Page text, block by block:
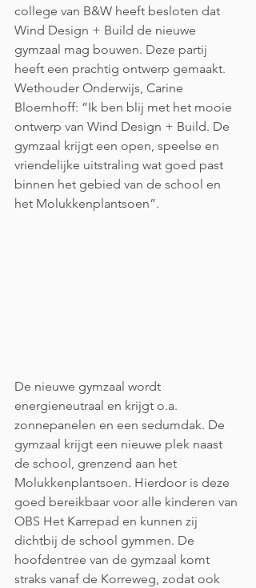
college van B&W heeft besloten dat
Wind Design + Build de nieuwe
gymzaal mag bouwen. Deze partij
heeft een prachtig ontwerp gemaakt.
Wethouder Onderwijs, Carine
Bloemhoff: ”Ik ben blij met het mooie
ontwerp van Wind Design + Build. De
gymzaal krijgt een open, speelse en
vriendelijke uitstraling wat goed past
binnen het gebied van de school en
het Molukkenplantsoen”.
De nieuwe gymzaal wordt
energieneutraal en krijgt o.a.
zonnepanelen en een sedumdak. De
gymzaal krijgt een nieuwe plek naast
de school, grenzend aan het
Molukkenplantsoen. Hierdoor is deze
goed bereikbaar voor alle kinderen van
OBS Het Karrepad en kunnen zij
dichtbij de school gymmen. De
hoofdentree van de gymzaal komt
straks vanaf de Korreweg, zodat ook